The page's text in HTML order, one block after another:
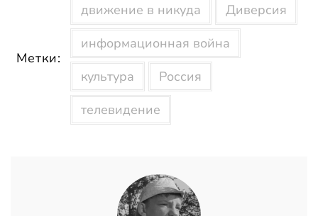
Метки:
движение в никуда
Диверсия
информационная война
культура
Россия
телевидение